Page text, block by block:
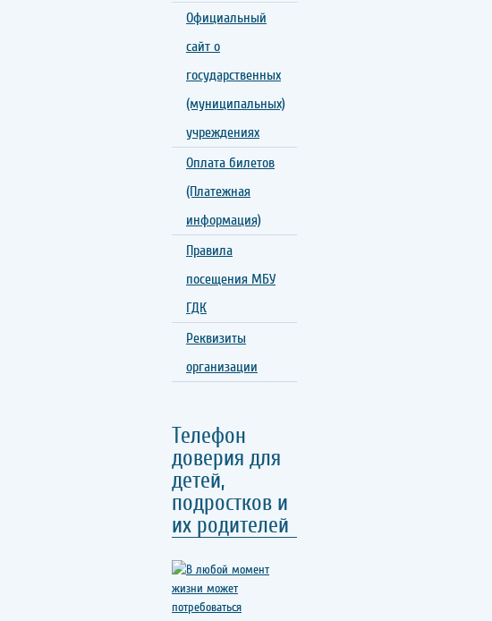
Официальный
сайт о
государственных
(муниципальных)
учреждениях
Оплата билетов
(Платежная
информация)
Правила
посещения МБУ
ГДК
Реквизиты
организации
Телефон
доверия для
детей,
подростков и
их родителей